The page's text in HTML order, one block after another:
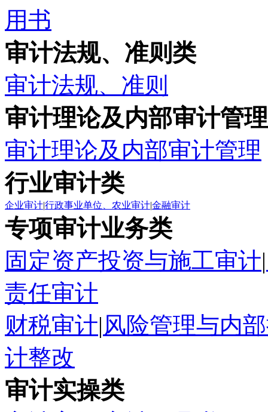
用书
审计法规、准则类
审计法规、准则
审计理论及内部审计管
审计理论及内部审计管理
行业审计类
企业审计|行政事业单位、农业审计|金融审计
专项审计业务类
固定资产投资与施工审计|
责任审计
财税审计|风险管理与内
计整改
审计实操类